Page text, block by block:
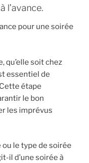
l’avance.
pour une soirée
qu’elle soit chez
essentiel de
étape
le bon
les imprévus
ou le type de soirée
il d’une soirée à